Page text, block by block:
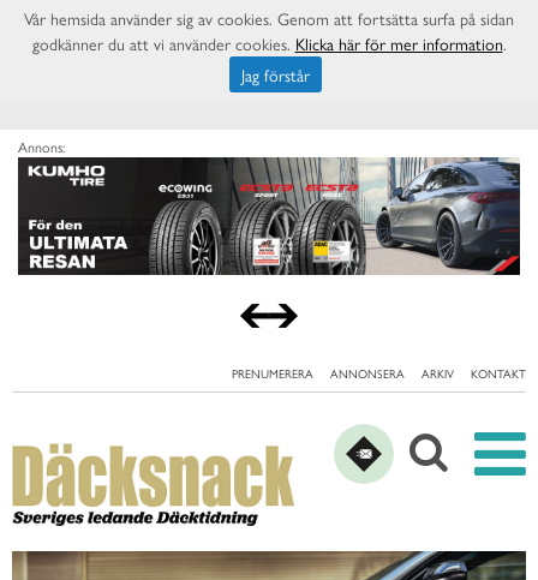
Annons:
PRENUMERERA ANNONSERA ARKIV KONTAKT
Vår hemsida använder sig av cookies. Genom att fortsätta surfa på sidan
godkänner du att vi använder cookies. Klicka här för mer information.
Jag förstår